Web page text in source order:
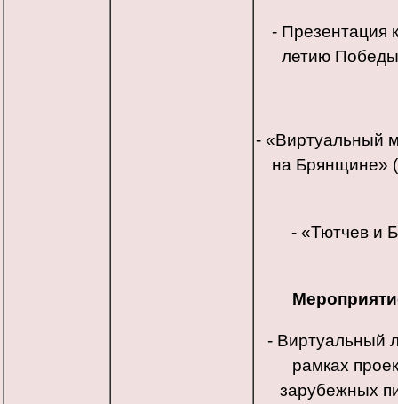
- Презентация
летию
- «Виртуальный
на Брянщине»
- «Тютчев и
- Виртуальный
рамках
зарубежных